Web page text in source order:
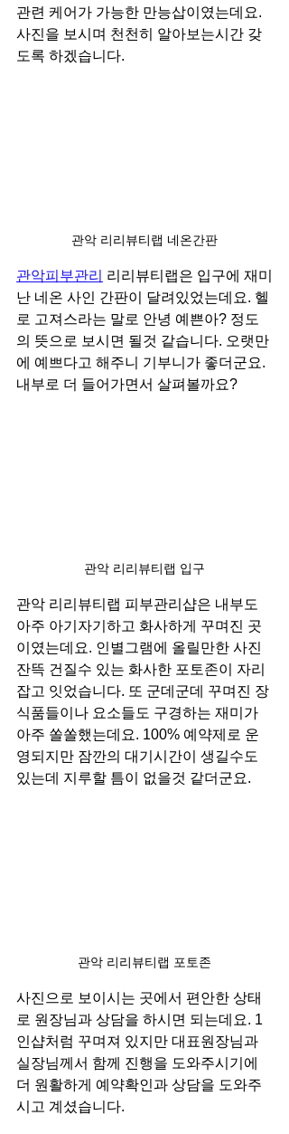
관련 케어가 가능한 만능삽이였는데요.
사진을 보시며 천천히 알아보는시간 갖
도록 하겠습니다.
관악 리리뷰티랩 네온간판
관악피부관리 리리뷰티랩은 입구에 재미
난 네온 사인 간판이 달려있었는데요. 헬
로 고져스라는 말로 안녕 예쁜아? 정도
의 뜻으로 보시면 될것 같습니다. 오랫만
에 예쁘다고 해주니 기부니가 좋더군요.
내부로 더 들어가면서 살펴볼까요?
관악 리리뷰티랩 입구
관악 리리뷰티랩 피부관리샵은 내부도
아주 아기자기하고 화사하게 꾸며진 곳
이였는데요. 인별그램에 올릴만한 사진
잔뜩 건질수 있는 화사한 포토존이 자리
잡고 잇었습니다. 또 군데군데 꾸며진 장
식품들이나 요소들도 구경하는 재미가
아주 쏠쏠했는데요. 100% 예약제로 운
영되지만 잠깐의 대기시간이 생길수도
있는데 지루할 틈이 없을것 같더군요.
관악 리리뷰티랩 포토존
사진으로 보이시는 곳에서 편안한 상태
로 원장님과 상담을 하시면 되는데요. 1
인샵처럼 꾸며져 있지만 대표원장님과
실장님께서 함께 진행을 도와주시기에
더 원활하게 예약확인과 상담을 도와주
시고 계셨습니다.